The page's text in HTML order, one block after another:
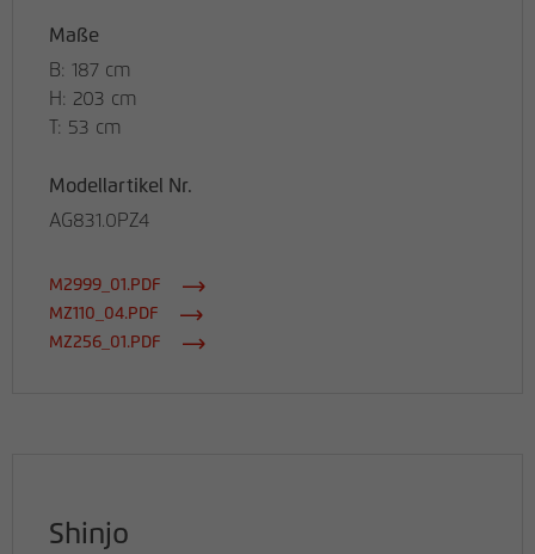
Maße
B: 187 cm
H: 203 cm
T: 53 cm
Modellartikel Nr.
AG831.0PZ4
M2999_01.PDF
MZ110_04.PDF
MZ256_01.PDF
Shinjo